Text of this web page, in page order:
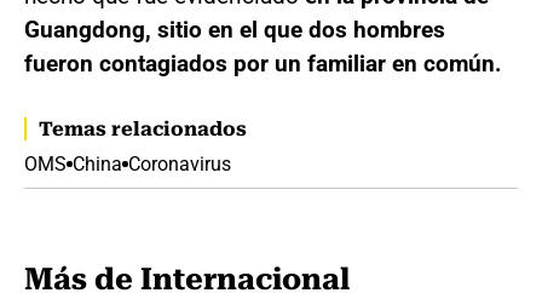
Guangdong, sitio en el que dos hombres
fueron contagiados por un familiar en común.
Temas relacionados
OMS China Coronavirus
Más de Internacional